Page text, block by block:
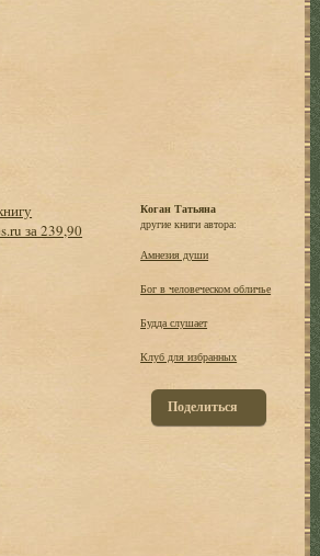
за 239,90
Коган Татьяна
другие книги автора:
Амнезия души
Бог в человеческом обличье
Будда слушает
Клуб для избранных
Поделиться